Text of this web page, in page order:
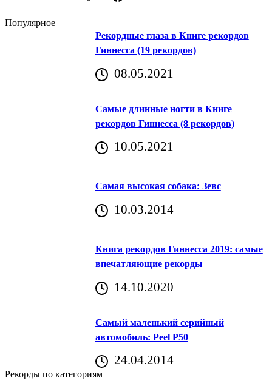
Популярное
Рекордные глаза в Книге рекордов
Гиннесса (19 рекордов)
08.05.2021
Самые длинные ногти в Книге
рекордов Гиннесса (8 рекордов)
10.05.2021
Самая высокая собака: Зевс
10.03.2014
Книга рекордов Гиннесса 2019: самые
впечатляющие рекорды
14.10.2020
Самый маленький серийный
автомобиль: Peel P50
24.04.2014
Рекорды по категориям